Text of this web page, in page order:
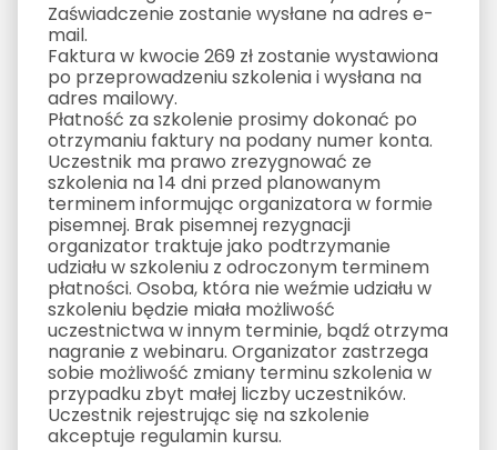
Zaświadczenie zostanie wysłane na adres e-
mail.
Faktura w kwocie 269 zł zostanie wystawiona
po przeprowadzeniu szkolenia i wysłana na
adres mailowy.
Płatność za szkolenie prosimy dokonać po
otrzymaniu faktury na podany numer konta.
Uczestnik ma prawo zrezygnować ze
szkolenia na 14 dni przed planowanym
terminem informując organizatora w formie
pisemnej. Brak pisemnej rezygnacji
organizator traktuje jako podtrzymanie
udziału w szkoleniu z odroczonym terminem
płatności. Osoba, która nie weźmie udziału w
szkoleniu będzie miała możliwość
uczestnictwa w innym terminie, bądź otrzyma
nagranie z webinaru. Organizator zastrzega
sobie możliwość zmiany terminu szkolenia w
przypadku zbyt małej liczby uczestników.
Uczestnik rejestrując się na szkolenie
akceptuje regulamin kursu.